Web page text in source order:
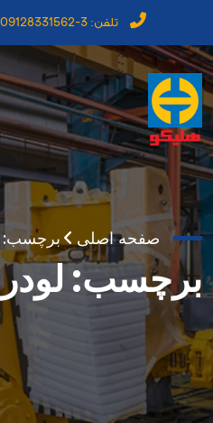
تلفن:3-09128331562 / 3-02122778202
صفحه اصلی برچسب:
برچسب:لودر